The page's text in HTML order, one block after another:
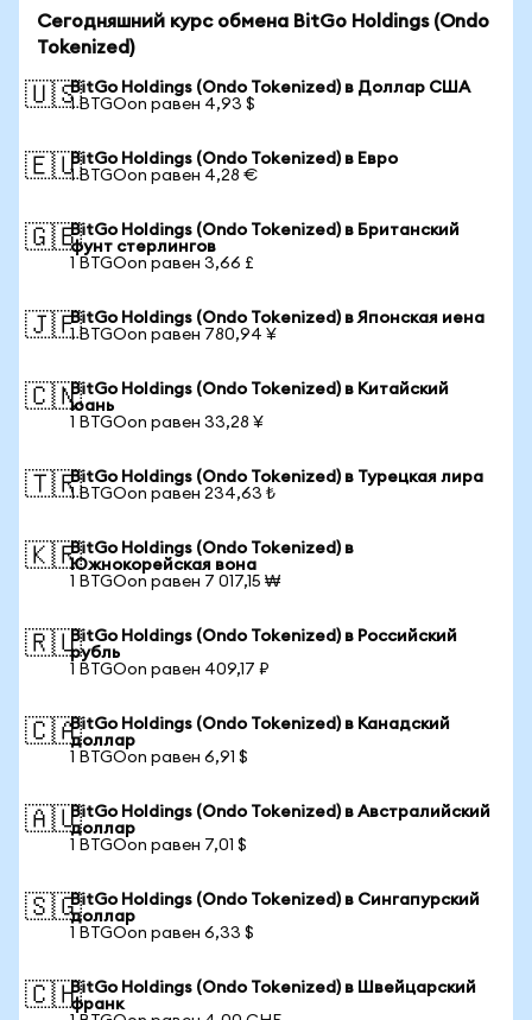
Сегодняшний курс обмена BitGo Holdings (Ondo
Tokenized)
🇺🇸BitGo Holdings (Ondo Tokenized) в Доллар США
1 BTGOon равен 4,93 $
🇪🇺BitGo Holdings (Ondo Tokenized) в Евро
1 BTGOon равен 4,28 €
🇬🇧BitGo Holdings (Ondo Tokenized) в Британский
фунт стерлингов
1 BTGOon равен 3,66 £
🇯🇵BitGo Holdings (Ondo Tokenized) в Японская иена
1 BTGOon равен 780,94 ¥
🇨🇳BitGo Holdings (Ondo Tokenized) в Китайский
юань
1 BTGOon равен 33,28 ¥
🇹🇷BitGo Holdings (Ondo Tokenized) в Турецкая лира
1 BTGOon равен 234,63 ₺
🇰🇷BitGo Holdings (Ondo Tokenized) в
Южнокорейская вона
1 BTGOon равен 7 017,15 ₩
🇷🇺BitGo Holdings (Ondo Tokenized) в Российский
рубль
1 BTGOon равен 409,17 ₽
🇨🇦BitGo Holdings (Ondo Tokenized) в Канадский
доллар
1 BTGOon равен 6,91 $
🇦🇺BitGo Holdings (Ondo Tokenized) в Австралийский
доллар
1 BTGOon равен 7,01 $
🇸🇬BitGo Holdings (Ondo Tokenized) в Сингапурский
доллар
1 BTGOon равен 6,33 $
🇨🇭BitGo Holdings (Ondo Tokenized) в Швейцарский
франк